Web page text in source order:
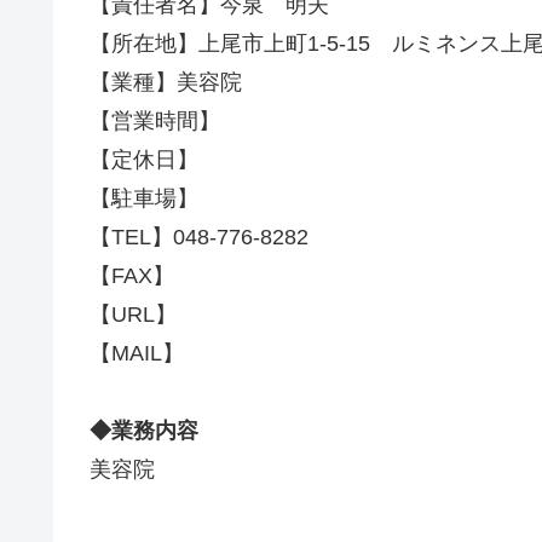
【所在地】上尾市上町1-5-15 ルミネンス上
【業種】美容院
【営業時間】
【定休日】
【駐車場】
【TEL】048-776-8282
【FAX】
【URL】
【MAIL】
◆業務内容
美容院